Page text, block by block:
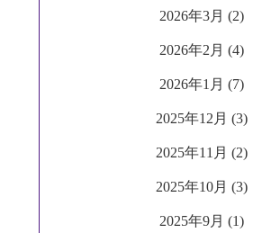
2026年3月 (2)
2026年2月 (4)
2026年1月 (7)
2025年12月 (3)
2025年11月 (2)
2025年10月 (3)
2025年9月 (1)